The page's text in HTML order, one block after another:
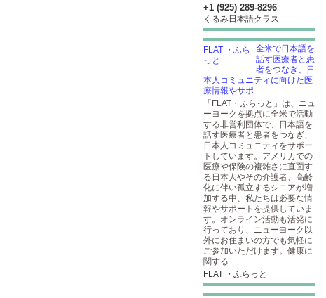
+1 (925) 289-8296
くるみ日本語クラス
全米で日本語を
話す医療者と患
者をつなぎ、日
本人コミュニティに向けた医
療情報やサポ...
「FLAT・ふらっと」は、ニュ
ーヨークを拠点に全米で活動
する非営利団体で、日本語を
話す医療者と患者をつなぎ、
日本人コミュニティをサポー
トしています。アメリカでの
医療や保険の複雑さに直面す
る日本人やその介護者、高齢
化に伴い孤立するシニアが増
加する中、私たちは必要な情
報やサポートを提供していま
す。オンライン活動も活発に
行っており、ニューヨーク以
外にお住まいの方でも気軽に
ご参加いただけます。健康に
関する...
FLAT ・ふらっと